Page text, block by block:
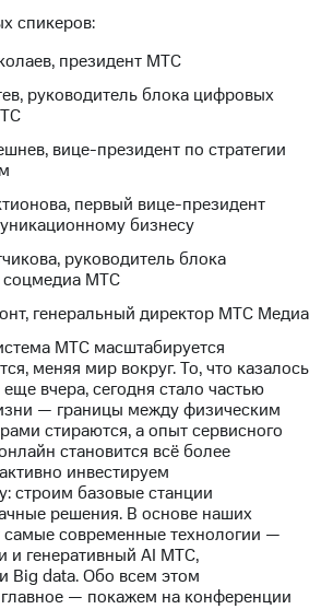
спикеров:
президент МТС
руководитель блока цифровых
вице-президент по стратегии
первый вице-президент
бизнесу
руководитель блока
соцмедиа МТС
генеральный директор МТС Медиа
МТС масштабируется
меняя мир вокруг. То, что казалось
вчера, сегодня стало частью
— границы между физическим
стираются, а опыт сервисного
становится всё более
инвестируем
строим базовые станции
решения. В основе наших
самые современные технологии —
и генеративный AI МТС,
Big data. Обо всем этом
— покажем на конференции